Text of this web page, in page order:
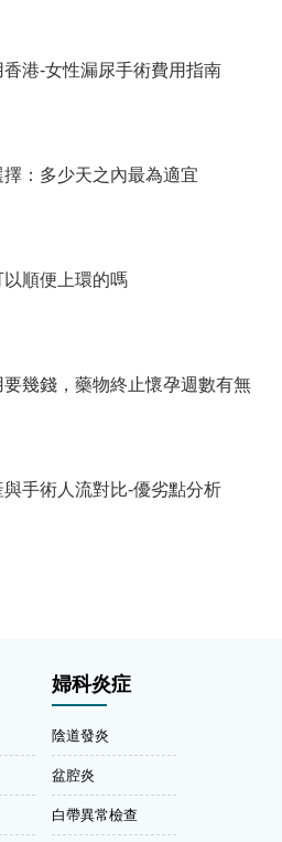
港-女性漏尿手術費用指南
擇：多少天之內最為適宜
順便上環的嗎
要幾錢，藥物終止懷孕週數有無
手術人流對比-優劣點分析
婦科炎症
陰道發炎
盆腔炎
白帶異常檢查